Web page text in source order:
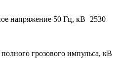
напряжение 50 Гц, кВ 2530
грозового импульса, кВ